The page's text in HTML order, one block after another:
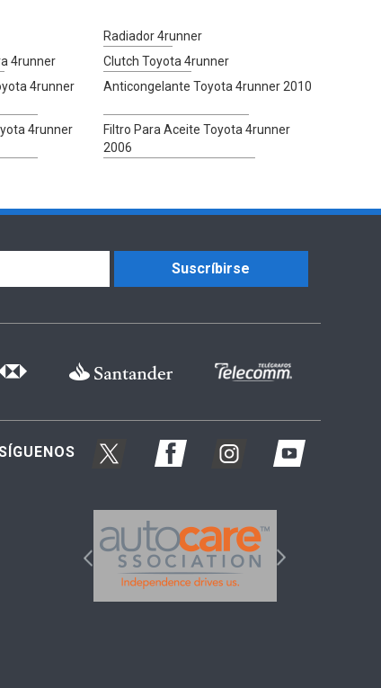
Radiador 4runner
4runner
Clutch Toyota 4runner
4runner
Anticongelante Toyota 4runner 2010
4runner
Filtro Para Aceite Toyota 4runner
2006
Suscríbirse